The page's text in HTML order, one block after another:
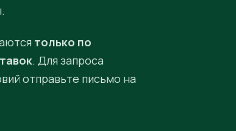
только по
. Для запроса
отправьте письмо на